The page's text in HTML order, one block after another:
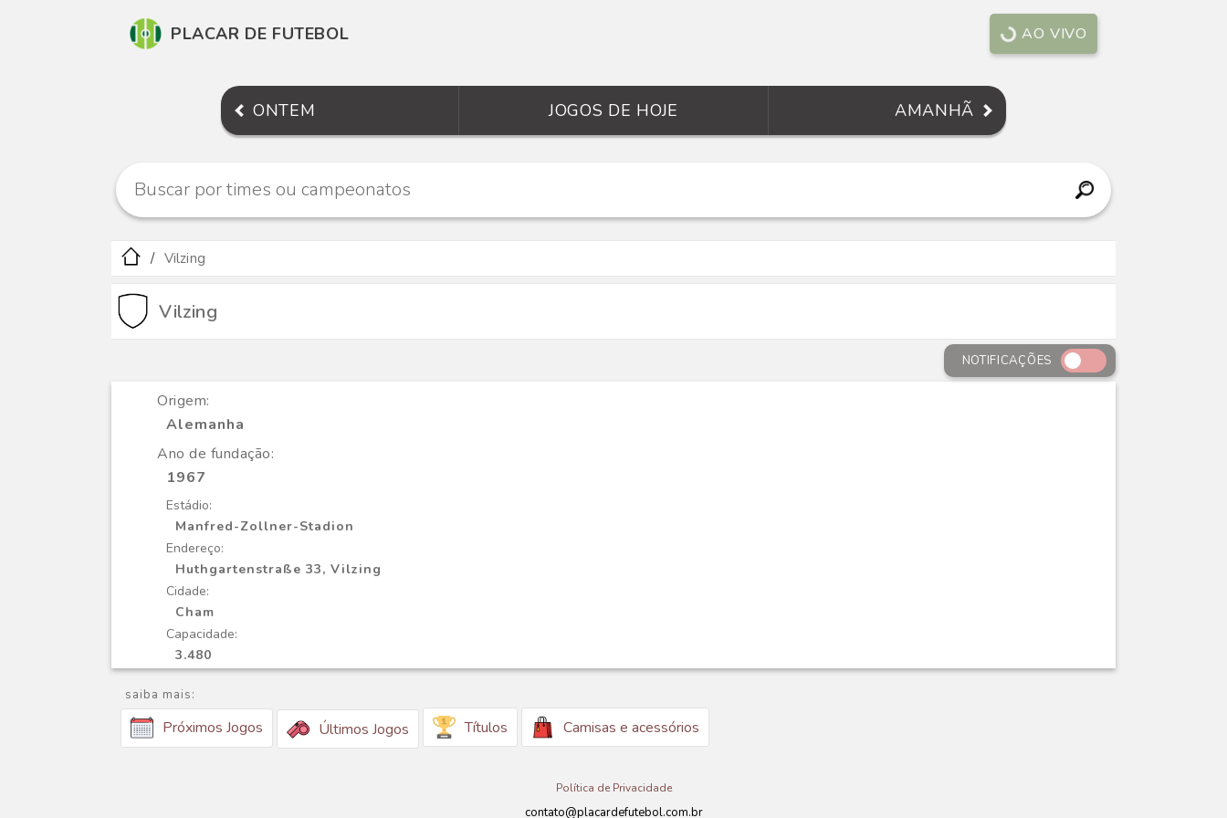
PLACAR DE FUTEBOL AO VIVO
ONTEM JOGOS DE HOJE AMANHÃ
Vilzing
Vilzing
NOTIFICAÇÕES
Origem:
Alemanha
Ano de fundação:
1967
Estádio:
Manfred-Zollner-Stadion
Endereço:
Huthgartenstraße 33, Vilzing
Cidade:
Cham
Capacidade:
3.480
saiba mais:
Próximos Jogos Últimos Jogos Títulos Camisas e acessórios
Política de Privacidade
contato@placardefutebol.com.br